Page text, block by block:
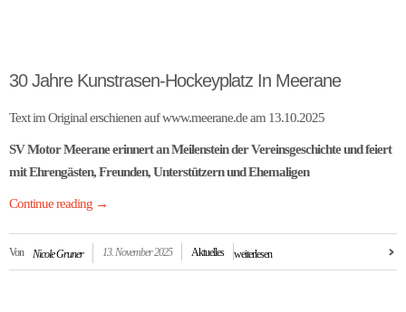
30 Jahre Kunstrasen-Hockeyplatz In Meerane
Text im Original erschienen auf www.meerane.de am 13.10.2025
SV Motor Meerane erinnert an Meilenstein der Vereinsgeschichte und feiert
mit Ehrengästen, Freunden, Unterstützern und Ehemaligen
Continue reading →
Von Nicole Gruner 13. November 2025 Aktuelles weiterlesen